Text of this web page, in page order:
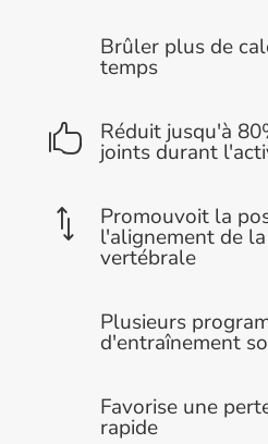
Brûler plus de
temps
 Réduit jusqu'à
joints durant
* Promouvoit la
l'alignement de
vertébrale
Plusieurs
d'entraînement
Favorise une
rapide